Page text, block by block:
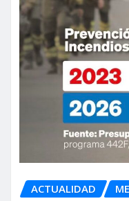
ACTUALIDAD